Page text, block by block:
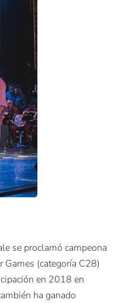
se proclamó campeona
(categoría C28)
en 2018 en
ha ganado